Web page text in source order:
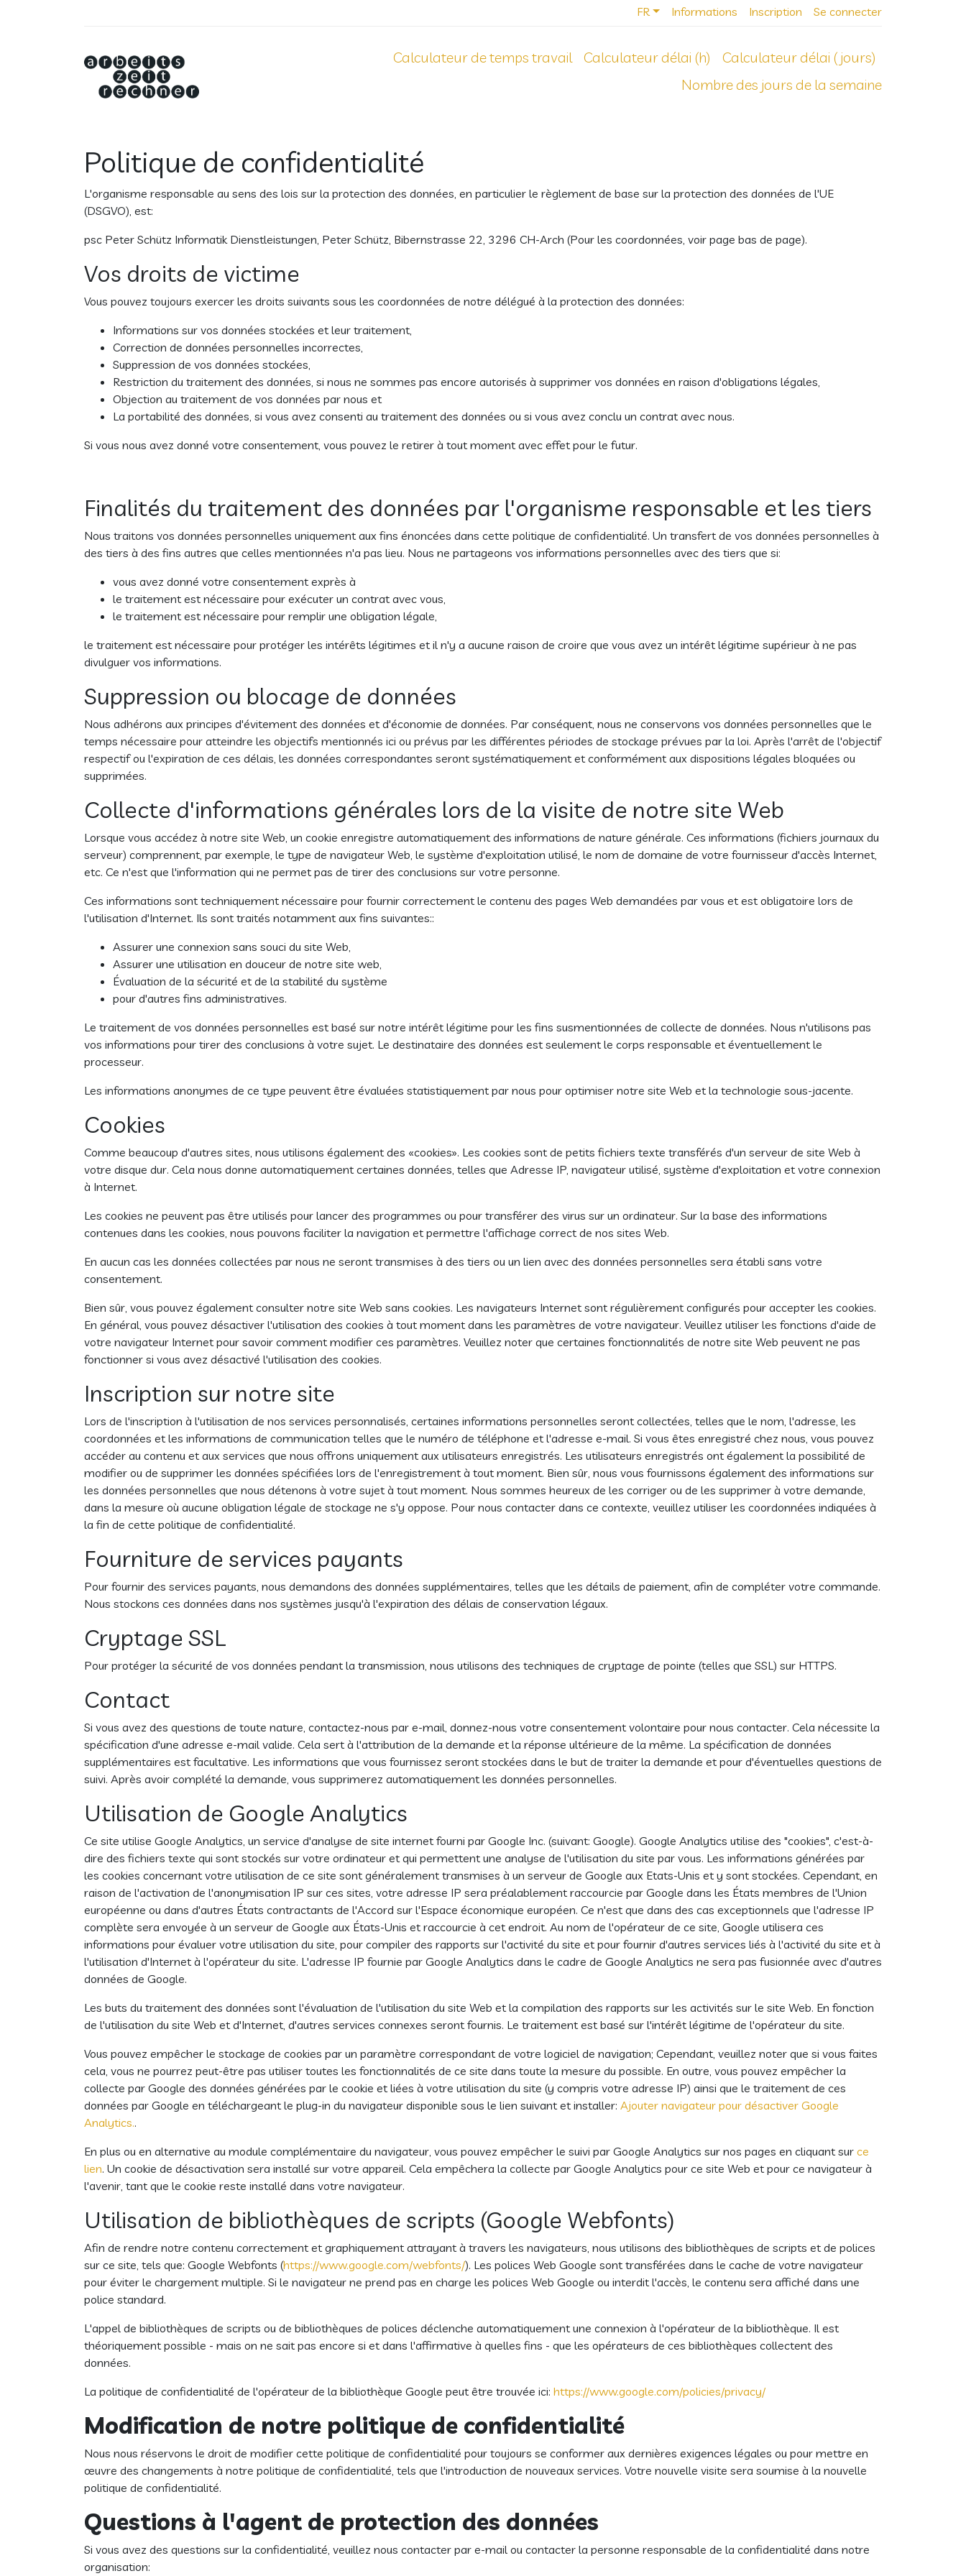
FR Informations Inscription Se connecter
Calculateur de temps travail Calculateur délai (h)
Calculateur délai (jours)
Nombre des jours de la semaine
Politique de confidentialité
L'organisme responsable au sens des lois sur la protection des données, en particulier le règlement de base sur la protection des données de l'UE
(DSGVO), est:
psc Peter Schütz Informatik Dienstleistungen, Peter Schütz, Bibernstrasse 22, 3296 CH-Arch (Pour les coordonnées, voir page bas de page).
Vos droits de victime
Vous pouvez toujours exercer les droits suivants sous les coordonnées de notre délégué à la protection des données:
Informations sur vos données stockées et leur traitement,
Correction de données personnelles incorrectes,
Suppression de vos données stockées,
Restriction du traitement des données, si nous ne sommes pas encore autorisés à supprimer vos données en raison d'obligations légales,
Objection au traitement de vos données par nous et
La portabilité des données, si vous avez consenti au traitement des données ou si vous avez conclu un contrat avec nous.
Si vous nous avez donné votre consentement, vous pouvez le retirer à tout moment avec effet pour le futur.
Finalités du traitement des données par l'organisme responsable et les tiers
Nous traitons vos données personnelles uniquement aux fins énoncées dans cette politique de confidentialité. Un transfert de vos données personnelles à
des tiers à des fins autres que celles mentionnées n'a pas lieu. Nous ne partageons vos informations personnelles avec des tiers que si:
vous avez donné votre consentement exprès à
le traitement est nécessaire pour exécuter un contrat avec vous,
le traitement est nécessaire pour remplir une obligation légale,
le traitement est nécessaire pour protéger les intérêts légitimes et il n'y a aucune raison de croire que vous avez un intérêt légitime supérieur à ne pas
divulguer vos informations.
Suppression ou blocage de données
Nous adhérons aux principes d'évitement des données et d'économie de données. Par conséquent, nous ne conservons vos données personnelles que le
temps nécessaire pour atteindre les objectifs mentionnés ici ou prévus par les différentes périodes de stockage prévues par la loi. Après l'arrêt de l'objectif
respectif ou l'expiration de ces délais, les données correspondantes seront systématiquement et conformément aux dispositions légales bloquées ou
supprimées.
Collecte d'informations générales lors de la visite de notre site Web
Lorsque vous accédez à notre site Web, un cookie enregistre automatiquement des informations de nature générale. Ces informations (fichiers journaux du
serveur) comprennent, par exemple, le type de navigateur Web, le système d'exploitation utilisé, le nom de domaine de votre fournisseur d'accès Internet,
etc. Ce n'est que l'information qui ne permet pas de tirer des conclusions sur votre personne.
Ces informations sont techniquement nécessaire pour fournir correctement le contenu des pages Web demandées par vous et est obligatoire lors de
l'utilisation d'Internet. Ils sont traités notamment aux fins suivantes::
Assurer une connexion sans souci du site Web,
Assurer une utilisation en douceur de notre site web,
Évaluation de la sécurité et de la stabilité du système
pour d'autres fins administratives.
Le traitement de vos données personnelles est basé sur notre intérêt légitime pour les fins susmentionnées de collecte de données. Nous n'utilisons pas
vos informations pour tirer des conclusions à votre sujet. Le destinataire des données est seulement le corps responsable et éventuellement le
processeur.
Les informations anonymes de ce type peuvent être évaluées statistiquement par nous pour optimiser notre site Web et la technologie sous-jacente.
Cookies
Comme beaucoup d'autres sites, nous utilisons également des «cookies». Les cookies sont de petits fichiers texte transférés d'un serveur de site Web à
votre disque dur. Cela nous donne automatiquement certaines données, telles que Adresse IP, navigateur utilisé, système d'exploitation et votre connexion
à Internet.
Les cookies ne peuvent pas être utilisés pour lancer des programmes ou pour transférer des virus sur un ordinateur. Sur la base des informations
contenues dans les cookies, nous pouvons faciliter la navigation et permettre l'affichage correct de nos sites Web.
En aucun cas les données collectées par nous ne seront transmises à des tiers ou un lien avec des données personnelles sera établi sans votre
consentement.
Bien sûr, vous pouvez également consulter notre site Web sans cookies. Les navigateurs Internet sont régulièrement configurés pour accepter les cookies.
En général, vous pouvez désactiver l'utilisation des cookies à tout moment dans les paramètres de votre navigateur. Veuillez utiliser les fonctions d'aide de
votre navigateur Internet pour savoir comment modifier ces paramètres. Veuillez noter que certaines fonctionnalités de notre site Web peuvent ne pas
fonctionner si vous avez désactivé l'utilisation des cookies.
Inscription sur notre site
Lors de l'inscription à l'utilisation de nos services personnalisés, certaines informations personnelles seront collectées, telles que le nom, l'adresse, les
coordonnées et les informations de communication telles que le numéro de téléphone et l'adresse e-mail. Si vous êtes enregistré chez nous, vous pouvez
accéder au contenu et aux services que nous offrons uniquement aux utilisateurs enregistrés. Les utilisateurs enregistrés ont également la possibilité de
modifier ou de supprimer les données spécifiées lors de l'enregistrement à tout moment. Bien sûr, nous vous fournissons également des informations sur
les données personnelles que nous détenons à votre sujet à tout moment. Nous sommes heureux de les corriger ou de les supprimer à votre demande,
dans la mesure où aucune obligation légale de stockage ne s'y oppose. Pour nous contacter dans ce contexte, veuillez utiliser les coordonnées indiquées à
la fin de cette politique de confidentialité.
Fourniture de services payants
Pour fournir des services payants, nous demandons des données supplémentaires, telles que les détails de paiement, afin de compléter votre commande.
Nous stockons ces données dans nos systèmes jusqu'à l'expiration des délais de conservation légaux.
Cryptage SSL
Pour protéger la sécurité de vos données pendant la transmission, nous utilisons des techniques de cryptage de pointe (telles que SSL) sur HTTPS.
Contact
Si vous avez des questions de toute nature, contactez-nous par e-mail, donnez-nous votre consentement volontaire pour nous contacter. Cela nécessite la
spécification d'une adresse e-mail valide. Cela sert à l'attribution de la demande et la réponse ultérieure de la même. La spécification de données
supplémentaires est facultative. Les informations que vous fournissez seront stockées dans le but de traiter la demande et pour d'éventuelles questions de
suivi. Après avoir complété la demande, vous supprimerez automatiquement les données personnelles.
Utilisation de Google Analytics
Ce site utilise Google Analytics, un service d'analyse de site internet fourni par Google Inc. (suivant: Google). Google Analytics utilise des "cookies", c'est-à-
dire des fichiers texte qui sont stockés sur votre ordinateur et qui permettent une analyse de l'utilisation du site par vous. Les informations générées par
les cookies concernant votre utilisation de ce site sont généralement transmises à un serveur de Google aux Etats-Unis et y sont stockées. Cependant, en
raison de l'activation de l'anonymisation IP sur ces sites, votre adresse IP sera préalablement raccourcie par Google dans les États membres de l'Union
européenne ou dans d'autres États contractants de l'Accord sur l'Espace économique européen. Ce n'est que dans des cas exceptionnels que l'adresse IP
complète sera envoyée à un serveur de Google aux États-Unis et raccourcie à cet endroit. Au nom de l'opérateur de ce site, Google utilisera ces
informations pour évaluer votre utilisation du site, pour compiler des rapports sur l'activité du site et pour fournir d'autres services liés à l'activité du site et à
l'utilisation d'Internet à l'opérateur du site. L'adresse IP fournie par Google Analytics dans le cadre de Google Analytics ne sera pas fusionnée avec d'autres
données de Google.
Les buts du traitement des données sont l'évaluation de l'utilisation du site Web et la compilation des rapports sur les activités sur le site Web. En fonction
de l'utilisation du site Web et d'Internet, d'autres services connexes seront fournis. Le traitement est basé sur l'intérêt légitime de l'opérateur du site.
Vous pouvez empêcher le stockage de cookies par un paramètre correspondant de votre logiciel de navigation; Cependant, veuillez noter que si vous faites
cela, vous ne pourrez peut-être pas utiliser toutes les fonctionnalités de ce site dans toute la mesure du possible. En outre, vous pouvez empêcher la
collecte par Google des données générées par le cookie et liées à votre utilisation du site (y compris votre adresse IP) ainsi que le traitement de ces
données par Google en téléchargeant le plug-in du navigateur disponible sous le lien suivant et installer: Ajouter navigateur pour désactiver Google
Analytics..
En plus ou en alternative au module complémentaire du navigateur, vous pouvez empêcher le suivi par Google Analytics sur nos pages en cliquant sur ce
lien. Un cookie de désactivation sera installé sur votre appareil. Cela empêchera la collecte par Google Analytics pour ce site Web et pour ce navigateur à
l'avenir, tant que le cookie reste installé dans votre navigateur.
Utilisation de bibliothèques de scripts (Google Webfonts)
Afin de rendre notre contenu correctement et graphiquement attrayant à travers les navigateurs, nous utilisons des bibliothèques de scripts et de polices
sur ce site, tels que: Google Webfonts (https://www.google.com/webfonts/). Les polices Web Google sont transférées dans le cache de votre navigateur
pour éviter le chargement multiple. Si le navigateur ne prend pas en charge les polices Web Google ou interdit l'accès, le contenu sera affiché dans une
police standard.
L'appel de bibliothèques de scripts ou de bibliothèques de polices déclenche automatiquement une connexion à l'opérateur de la bibliothèque. Il est
théoriquement possible - mais on ne sait pas encore si et dans l'affirmative à quelles fins - que les opérateurs de ces bibliothèques collectent des
données.
La politique de confidentialité de l'opérateur de la bibliothèque Google peut être trouvée ici: https://www.google.com/policies/privacy/
Modification de notre politique de confidentialité
Nous nous réservons le droit de modifier cette politique de confidentialité pour toujours se conformer aux dernières exigences légales ou pour mettre en
œuvre des changements à notre politique de confidentialité, tels que l'introduction de nouveaux services. Votre nouvelle visite sera soumise à la nouvelle
politique de confidentialité.
Questions à l'agent de protection des données
Si vous avez des questions sur la confidentialité, veuillez nous contacter par e-mail ou contacter la personne responsable de la confidentialité dans notre
organisation: